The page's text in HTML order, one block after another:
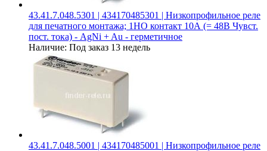
43.41.7.048.5301 | 434170485301 | Низкопрофильное реле
для печатного монтажа; 1НО контакт 10А (= 48В Чувст.
пост. тока) - AgNi + Au - герметичное
Наличие: Под заказ 13 недель
43.41.7.048.5001 | 434170485001 | Низкопрофильное реле